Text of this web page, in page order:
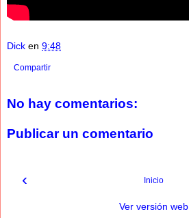
Dick en 9:48
Compartir
No hay comentarios:
Publicar un comentario
‹ Inicio
Ver versión web